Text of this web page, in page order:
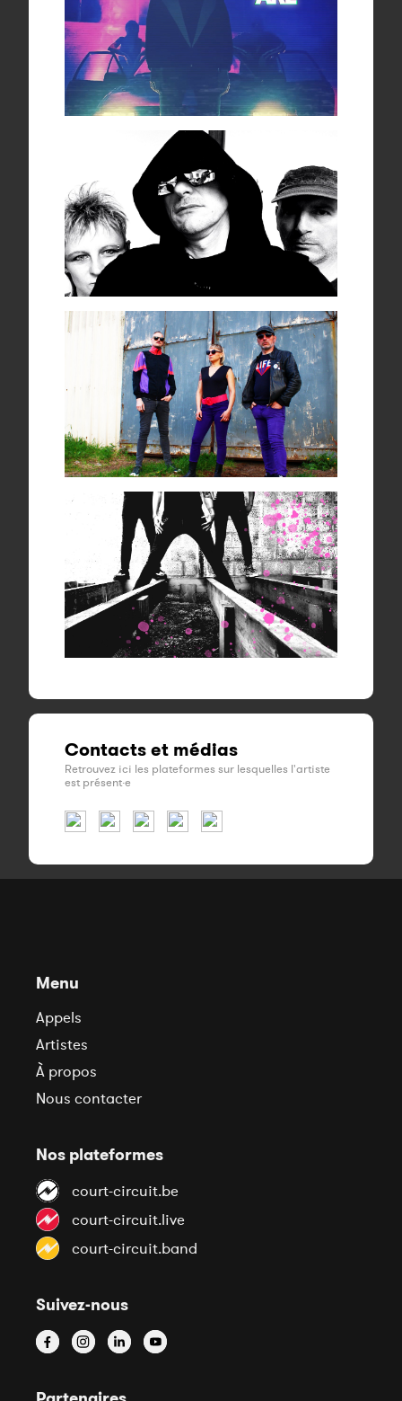
Contacts et médias
Retrouvez ici les plateformes sur lesquelles l'artiste
est présent·e
Menu
Appels
Artistes
À propos
Nous contacter
Nos plateformes
court-circuit.be
court-circuit.live
court-circuit.band
Suivez-nous